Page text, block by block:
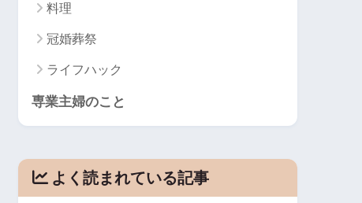
料理
冠婚葬祭
ライフハック
専業主婦のこと
よく読まれている記事